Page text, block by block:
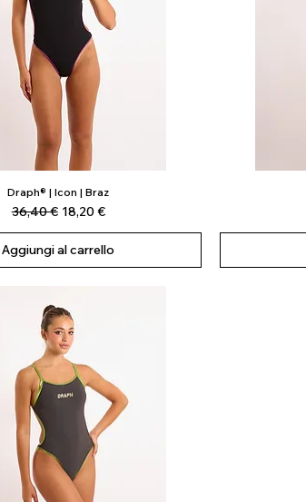
Vista rapida
Draph® | Icon | Braz
Prezzo regolare
36,40 € Prezzo scontato
18,20 €
Aggiungi al carrello